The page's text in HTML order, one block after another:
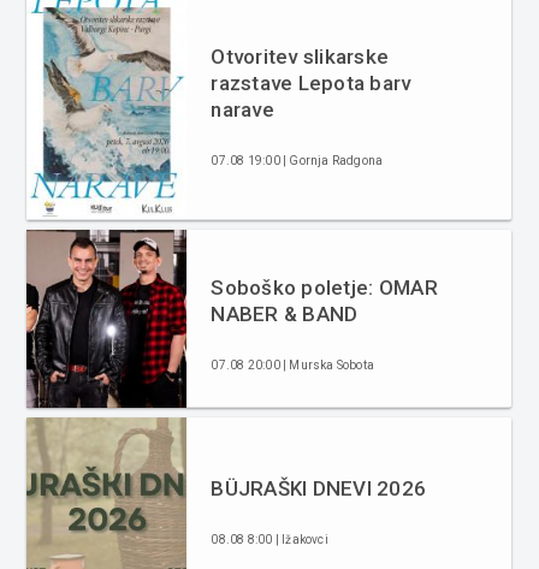
Otvoritev slikarske
razstave Lepota barv
narave
07.08 19:00 | Gornja Radgona
Soboško poletje: OMAR
NABER & BAND
07.08 20:00 | Murska Sobota
BÜJRAŠKI DNEVI 2026
08.08 8:00 | Ižakovci